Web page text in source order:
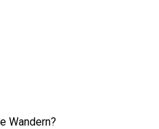
Wandern?